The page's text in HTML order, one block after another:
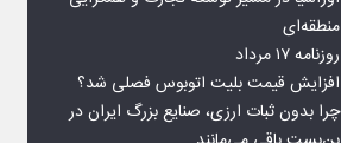
منطقه‌ای
روزنامه ۱۷ مرداد
افزایش قیمت بلیت اتوبوس فصلی شد؟
چرا بدون ثبات ارزی، صنایع بزرگ ایران در